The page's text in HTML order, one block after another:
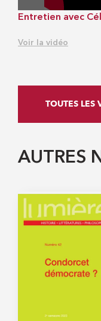
Entretien avec
Voir la vidéo
TOUTES LES
AUTRES